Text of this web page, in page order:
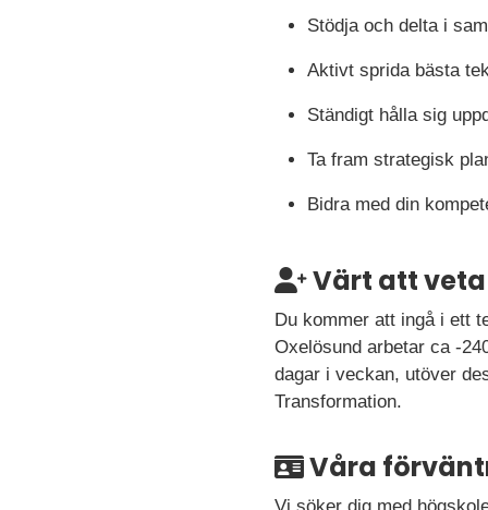
Stödja och delta i
Aktivt sprida bästa
Ständigt hålla sig
Ta fram strategisk
Bidra med din
Värt att veta
Du kommer att ingå i ett
Oxelösund arbetar ca -
dagar i veckan, utöver
Transformation.
Våra